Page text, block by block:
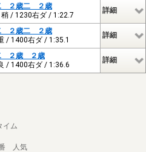
２歳二 ２歳
/ 1230右ダ / 1:22.7
詳細
２歳二 ２歳
/ 1400右ダ / 1:35.1
詳細
２歳 ２歳
/ 1400右ダ / 1:36.6
詳細
イム
人気